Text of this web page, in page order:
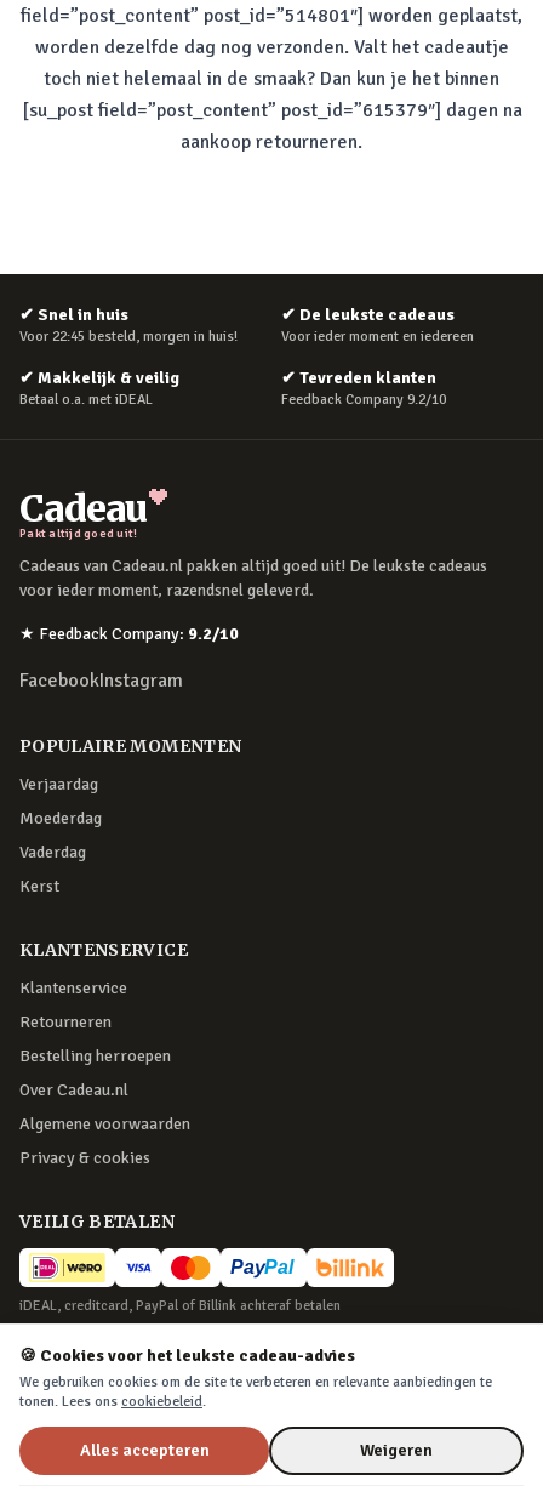
field=”post_content” post_id=”514801″] worden geplaatst,
worden dezelfde dag nog verzonden. Valt het cadeautje
toch niet helemaal in de smaak? Dan kun je het binnen
[su_post field=”post_content” post_id=”615379″] dagen na
aankoop retourneren.
✔ Snel in huis
Voor 22:45 besteld, morgen in huis!
✔ De leukste cadeaus
Voor ieder moment en iedereen
✔ Makkelijk & veilig
Betaal o.a. met iDEAL
✔ Tevreden klanten
Feedback Company 9.2/10
Cadeau
Pakt altijd goed uit!
Cadeaus van Cadeau.nl pakken altijd goed uit! De leukste cadeaus
voor ieder moment, razendsnel geleverd.
★ Feedback Company: 9.2/10
FacebookInstagram
POPULAIRE MOMENTEN
Verjaardag
Moederdag
Vaderdag
Kerst
KLANTENSERVICE
Klantenservice
Retourneren
Bestelling herroepen
Over Cadeau.nl
Algemene voorwaarden
Privacy & cookies
VEILIG BETALEN
iDEAL, creditcard, PayPal of Billink achteraf betalen
BEZORGING
Voor 22:45 besteld, morgen in huis. Tot 365 dagen retourneren.
©2026Cadeau.nl — Alle rechten voorbehouden
🍪 Cookies voor het leukste cadeau-advies
We gebruiken cookies om de site te verbeteren en relevante aanbiedingen te
tonen. Lees ons cookiebeleid.
Alles accepteren Weigeren